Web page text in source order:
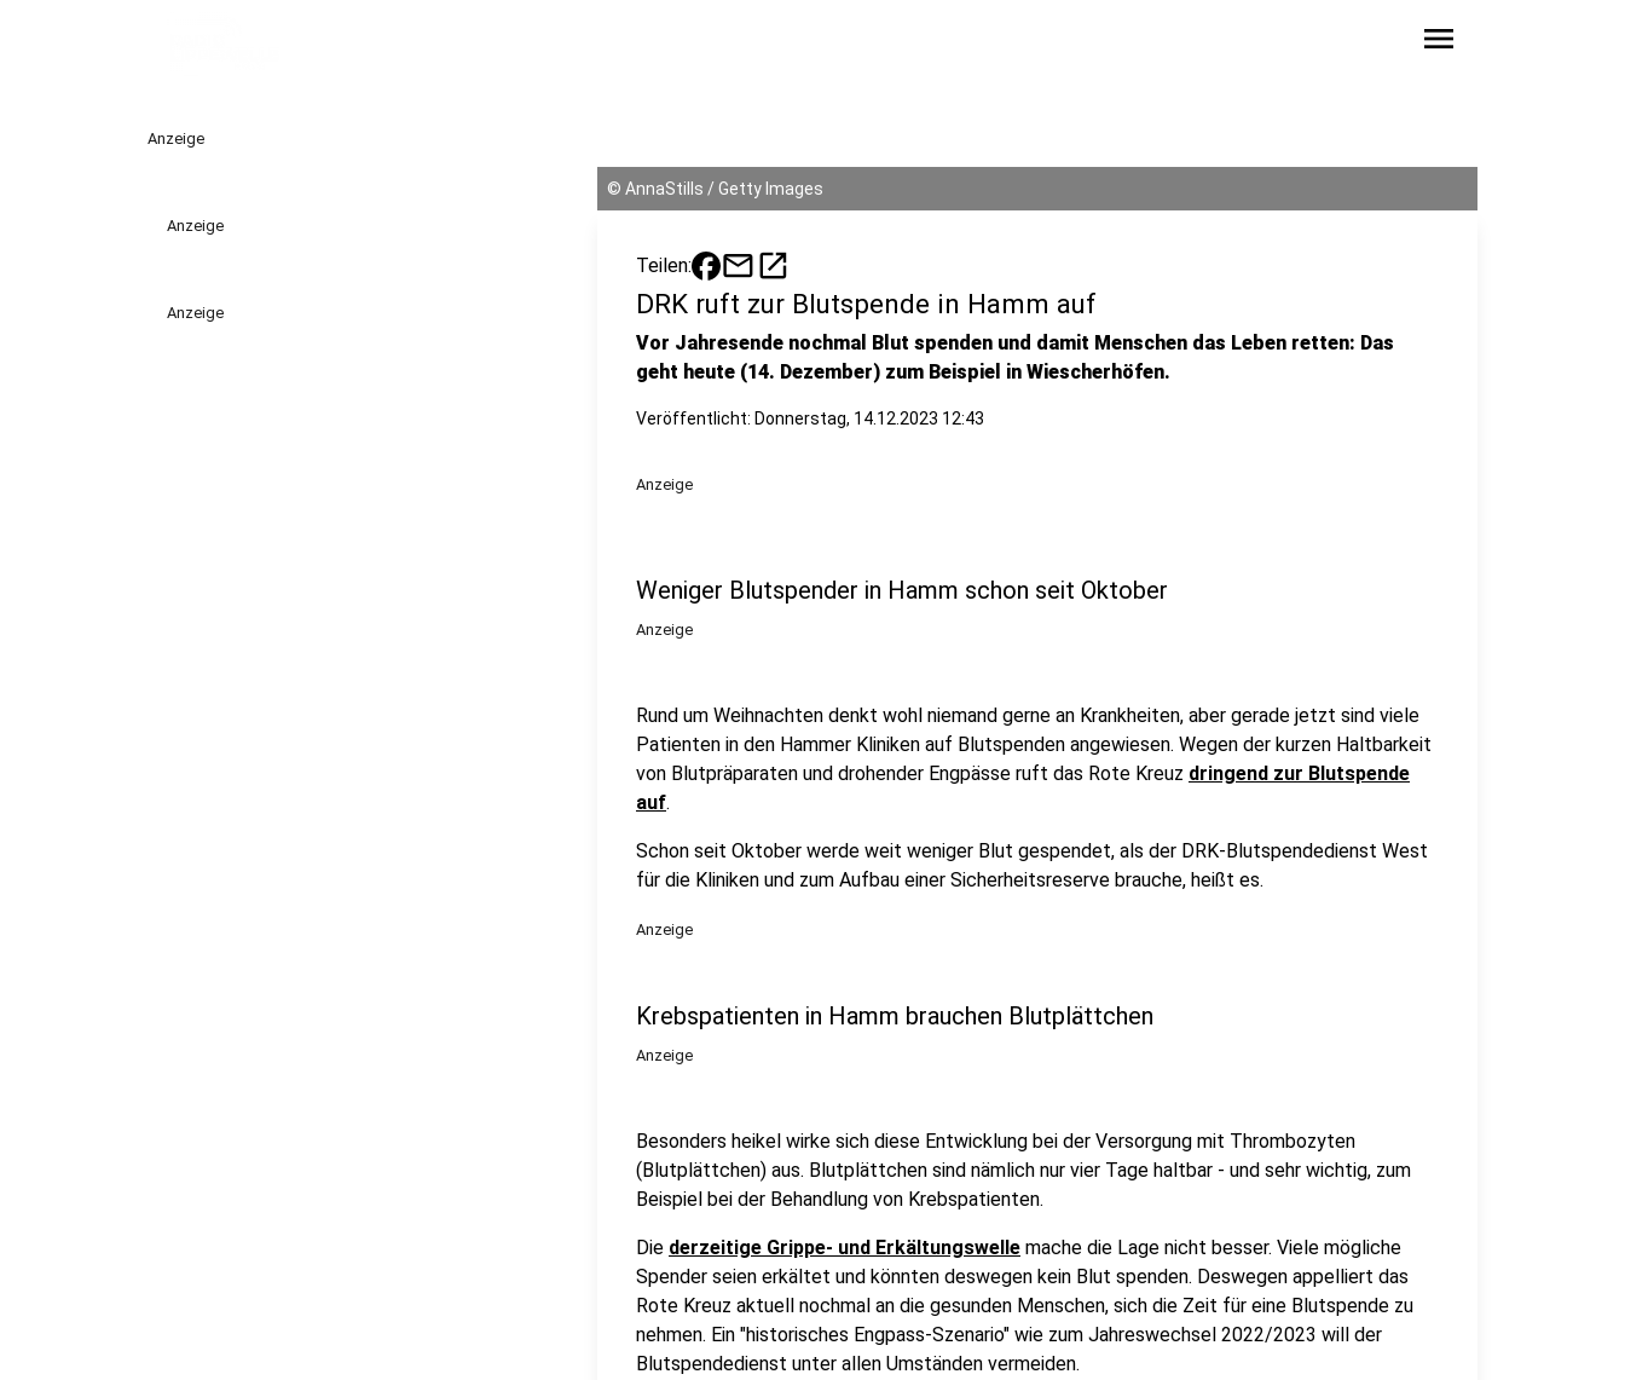
menu
Anzeige
Anzeige
Anzeige
© AnnaStills / Getty Images
Teilen: mailopen_in_new
DRK ruft zur Blutspende in Hamm auf
Vor Jahresende nochmal Blut spenden und damit Menschen das Leben retten: Das
geht heute (14. Dezember) zum Beispiel in Wiescherhöfen.
Veröffentlicht: Donnerstag, 14.12.2023 12:43
Anzeige
Weniger Blutspender in Hamm schon seit Oktober
Anzeige
Rund um Weihnachten denkt wohl niemand gerne an Krankheiten, aber gerade jetzt sind viele
Patienten in den Hammer Kliniken auf Blutspenden angewiesen. Wegen der kurzen Haltbarkeit
von Blutpräparaten und drohender Engpässe ruft das Rote Kreuz dringend zur Blutspende
auf.
Schon seit Oktober werde weit weniger Blut gespendet, als der DRK-Blutspendedienst West
für die Kliniken und zum Aufbau einer Sicherheitsreserve brauche, heißt es.
Anzeige
Krebspatienten in Hamm brauchen Blutplättchen
Anzeige
Besonders heikel wirke sich diese Entwicklung bei der Versorgung mit Thrombozyten
(Blutplättchen) aus. Blutplättchen sind nämlich nur vier Tage haltbar - und sehr wichtig, zum
Beispiel bei der Behandlung von Krebspatienten.
Die derzeitige Grippe- und Erkältungswelle mache die Lage nicht besser. Viele mögliche
Spender seien erkältet und könnten deswegen kein Blut spenden. Deswegen appelliert das
Rote Kreuz aktuell nochmal an die gesunden Menschen, sich die Zeit für eine Blutspende zu
nehmen. Ein "historisches Engpass-Szenario" wie zum Jahreswechsel 2022/2023 will der
Blutspendedienst unter allen Umständen vermeiden.